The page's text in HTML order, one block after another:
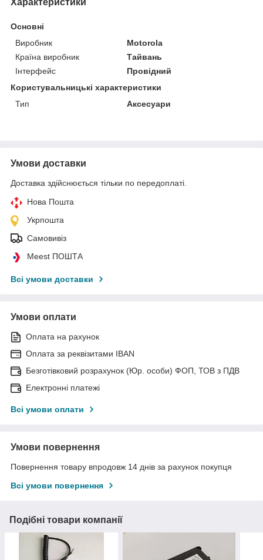
Основні
Виробник
Motorola
Країна виробник
Тайвань
Інтерфейс
Провідний
Користувальницькі характеристики
Тип
Аксесуари
Умови доставки
Доставка здійснюється тільки по передоплаті.
Нова Пошта
Укрпошта
Самовивіз
Meest ПОШТА
Всі умови доставки
Умови оплати
Оплата на рахунок
Оплата за реквізитами IBAN
Безготівковий розрахунок (Юр. особи) ФОП, ТОВ з ПДВ
Електронні платежі
Всі умови оплати
Умови повернення
Повернення товару впродовж 14 днів за рахунок покупця
Всі умови повернення
Подібні товари компанії